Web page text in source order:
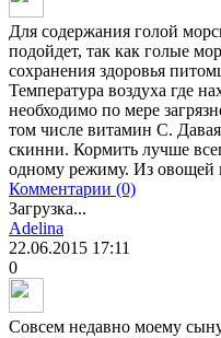
Для содержания голой
подойдет, так как голые
сохранения здоровья
Температура воздуха где
необходимо по мере
том числе витамин С.
скинни. Кормить лучше
одному режиму. Из овощей
Комментарии (0)
Загрузка...
Adelina
22.06.2015 17:11
0
Совсем недавно моему